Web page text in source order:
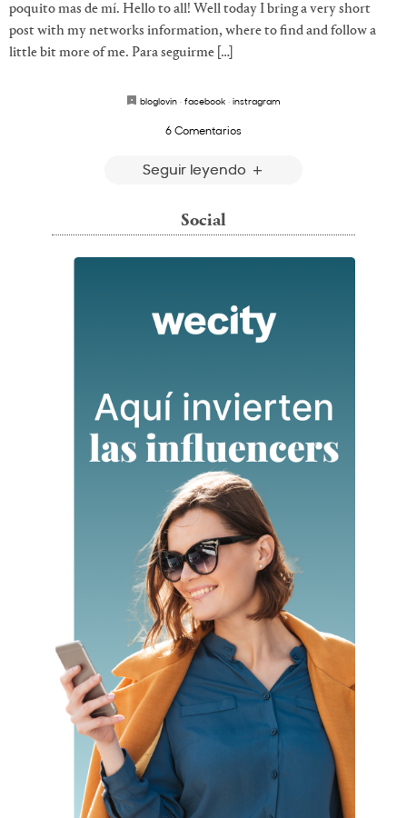
poquito mas de mí. Hello to all! Well today I bring a very short
post with my networks information, where to find and follow a
little bit more of me. Para seguirme […]
bloglovin · facebook · instragram
6 Comentarios
Seguir leyendo
Social